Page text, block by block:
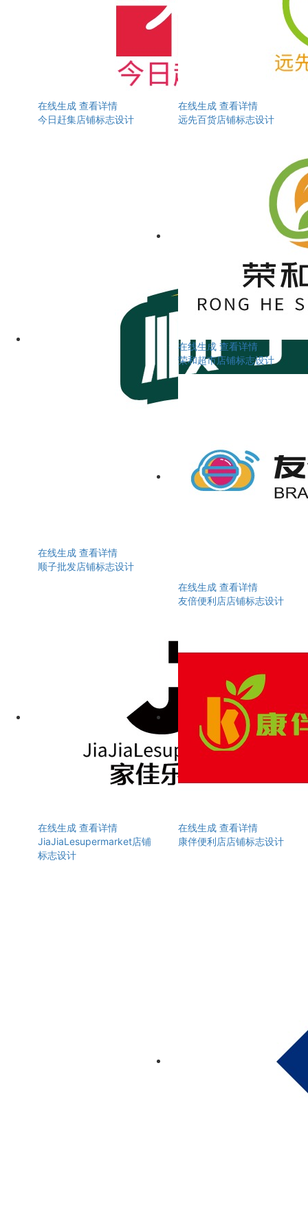
在线生成 查看详情
今日赶集店铺标志设计
在线生成 查看详情
远先百货店铺标志设计
在线生成 查看详情
顺子批发店铺标志设计
在线生成 查看详情
荣和超市店铺标志设计
在线生成 查看详情
友倍便利店店铺标志设计
在线生成 查看详情
JiaJiaLesupermarket店铺
标志设计
在线生成 查看详情
康伴便利店店铺标志设计